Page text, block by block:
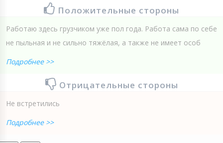
Положительные стороны
Работаю здесь грузчиком уже пол года. Работа сама по себе
не пыльная и не сильно тяжёлая, а также не имеет особ
Подробнее >>
Отрицательные стороны
Не встретились
Подробнее >>